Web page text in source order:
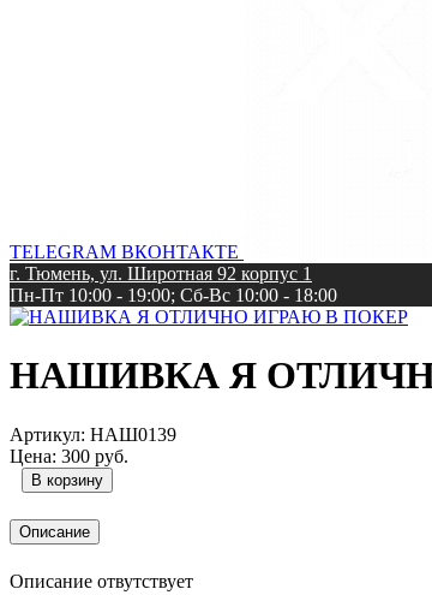
TELEGRAM ВКОНТАКТЕ
г. Тюмень, ул. Широтная 92 корпус 1
Пн-Пт 10:00 - 19:00; Сб-Вс 10:00 - 18:00
НАШИВКА Я
Артикул: НАШ0139
Цена: 300 руб.
Описание
Описание отвутствует